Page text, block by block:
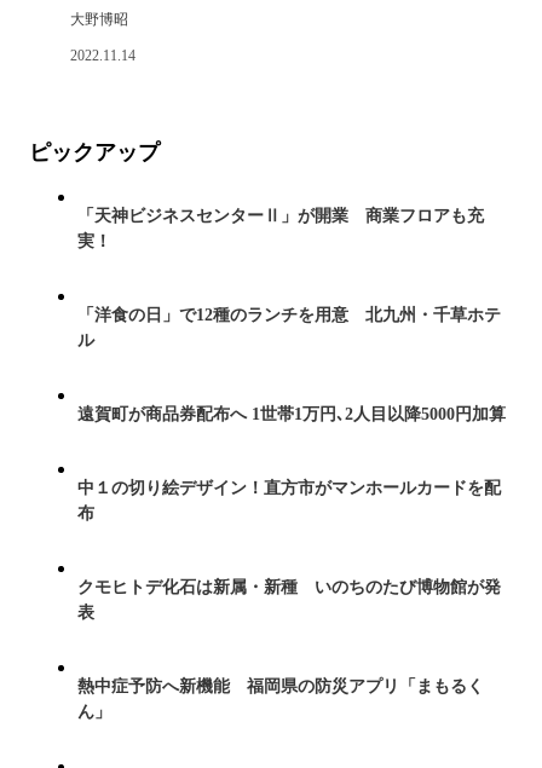
大野博昭
2022.11.14
ピックアップ
「天神ビジネスセンターⅡ」が開業 商業フロアも充
実！
「洋食の日」で12種のランチを用意 北九州・千草ホテ
ル
遠賀町が商品券配布へ 1世帯1万円､2人目以降5000円加算
中１の切り絵デザイン！直方市がマンホールカードを配
布
クモヒトデ化石は新属・新種 いのちのたび博物館が発
表
熱中症予防へ新機能 福岡県の防災アプリ「まもるく
ん」